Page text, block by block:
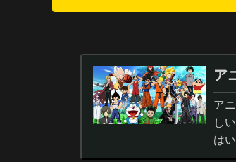
ア
ア
し
は
答